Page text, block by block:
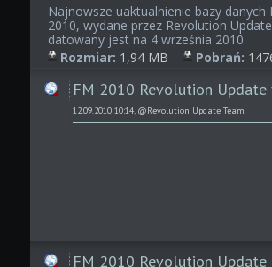
Najnowsze uaktualnienie bazy
2010, wydane przez Revolution
datowany jest na 4 września 2010.
Rozmiar: 1,94 MB Pobrań:
FM 2010 Revolution Update
12.09.2010 10:14, @Revolution Update Team
FM 2010 Revolution Update